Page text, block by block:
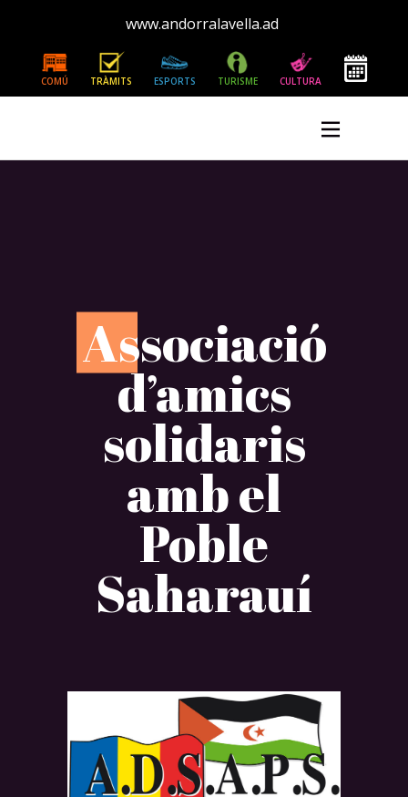
www.andorralavella.ad
COMÚ TRÀMITS ESPORTS TURISME CULTURA
Associació
d’amics
solidaris
amb el
Poble
Saharauí